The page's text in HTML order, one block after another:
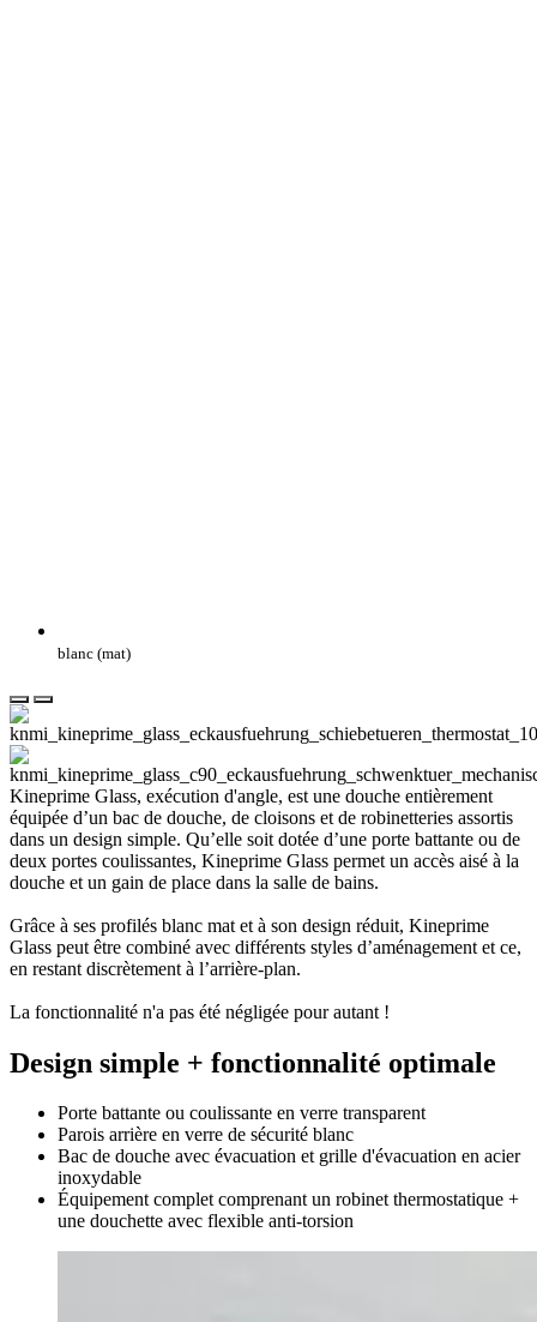
blanc (mat)
Kineprime Glass, exécution d'angle, est une douche entièrement
équipée d’un bac de douche, de cloisons et de robinetteries assortis
dans un design simple. Qu’elle soit dotée d’une porte battante ou de
deux portes coulissantes, Kineprime Glass permet un accès aisé à la
douche et un gain de place dans la salle de bains.
Grâce à ses profilés blanc mat et à son design réduit, Kineprime
Glass peut être combiné avec différents styles d’aménagement et ce,
en restant discrètement à l’arrière-plan.
La fonctionnalité n'a pas été négligée pour autant !
Design simple + fonctionnalité optimale
Porte battante ou coulissante en verre transparent
Parois arrière en verre de sécurité blanc
Bac de douche avec évacuation et grille d'évacuation en acier
inoxydable
Équipement complet comprenant un robinet thermostatique +
une douchette avec flexible anti-torsion